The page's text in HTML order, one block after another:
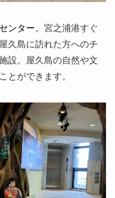
ンター。宮之浦港すぐ
久島に訪れた方へのチ
設。屋久島の自然や文
とができます。